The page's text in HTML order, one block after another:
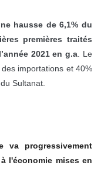
hausse de 6,1% du
premières traités
2021 en g.a . Le
importations et 40%
Sultanat.
va progressivement
l'économie mises en